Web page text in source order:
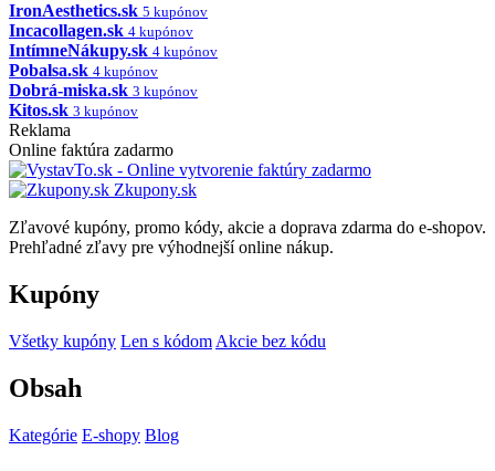
IronAesthetics.sk 5 kupónov
Incacollagen.sk 4 kupónov
IntímneNákupy.sk 4 kupónov
Pobalsa.sk 4 kupónov
Dobrá-miska.sk 3 kupónov
Kitos.sk 3 kupónov
Reklama
Online faktúra zadarmo
Zkupony.sk
Zľavové kupóny, promo kódy, akcie a doprava zdarma do e-shopov.
Prehľadné zľavy pre výhodnejší online nákup.
Kupóny
Všetky kupóny Len s kódom Akcie bez kódu
Obsah
Kategórie E-shopy Blog